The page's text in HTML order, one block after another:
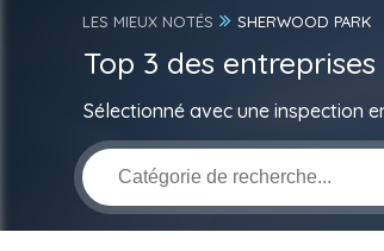
LES MIEUX NOTÉS SHERWOOD PARK
Top 3 des
Sélectionné avec une inspection